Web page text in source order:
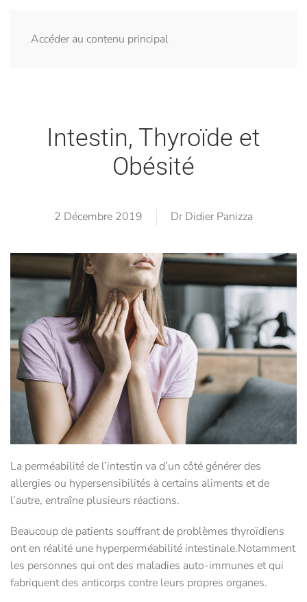
Accéder au contenu principal
Intestin, Thyroïde et
Obésité
2 Décembre 2019 Dr Didier Panizza
La perméabilité de l’intestin va d’un côté générer des
allergies ou hypersensibilités à certains aliments et de
l’autre, entraîne plusieurs réactions.
Beaucoup de patients souffrant de problèmes thyroïdiens
ont en réalité une hyperperméabilité intestinale.Notamment
les personnes qui ont des maladies auto-immunes et qui
fabriquent des anticorps contre leurs propres organes.